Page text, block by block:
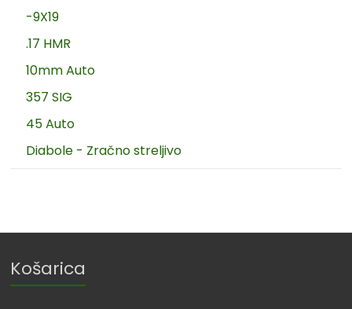
-9X19
.17 HMR
10mm Auto
357 SIG
45 Auto
Diabole - Zračno streljivo
Košarica